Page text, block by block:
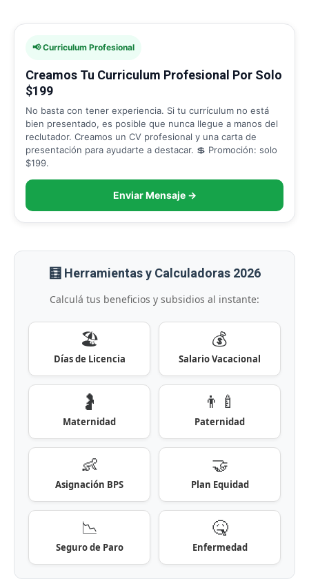
📢 Curriculum Profesional
Creamos Tu Curriculum Profesional Por Solo
$199
No basta con tener experiencia. Si tu currículum no está
bien presentado, es posible que nunca llegue a manos del
reclutador. Creamos un CV profesional y una carta de
presentación para ayudarte a destacar. 💲 Promoción: solo
$199.
Enviar Mensaje →
🧮 Herramientas y Calculadoras 2026
Calculá tus beneficios y subsidios al instante:
🏖️
Días de Licencia
💰
Salario Vacacional
🤰
Maternidad
👨‍🍼
Paternidad
👶
Asignación BPS
🤝
Plan Equidad
📉
Seguro de Paro
🤒
Enfermedad